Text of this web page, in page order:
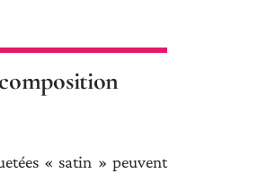
« satin » peuvent